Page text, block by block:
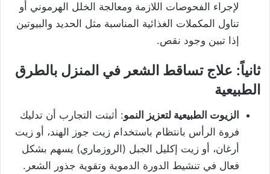
لإجراء الفحوصات اللازمة ومعالجة الخلل الهرموني أو
تناول المكملات الغذائية المناسبة مثل الحديد والبيوتين
إذا تبين وجود نقص.
ثانياً: علاج تساقط الشعر في المنزل بالطرق
الطبيعية
الزيوت الطبيعية لتعزيز النمو: أثبتت التجارب أن تدليك
فروة الرأس بانتظام باستخدام زيت جوز الهند، أو زيت
أرغان، أو زيت إكليل الجبل (الروزماري) يسهم بشكل
فعال في تنشيط الدورة الدموية وتقوية جذور الشعر.